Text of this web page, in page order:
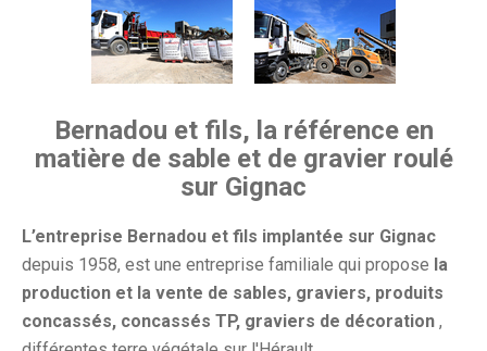
Bernadou et fils, la référence en
matière de sable et de gravier roulé
sur Gignac
L’entreprise Bernadou et fils implantée sur Gignac
depuis 1958, est une entreprise familiale qui propose la
production et la vente de sables, graviers, produits
concassés, concassés TP, graviers de décoration ,